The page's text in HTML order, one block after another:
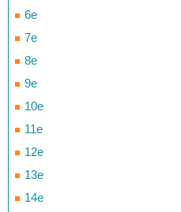
6e
7e
8e
9e
10e
11e
12e
13e
14e